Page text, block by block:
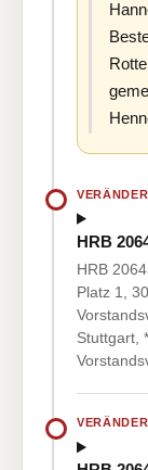
HRB
HRB
Platz 1,
Stuttgart,